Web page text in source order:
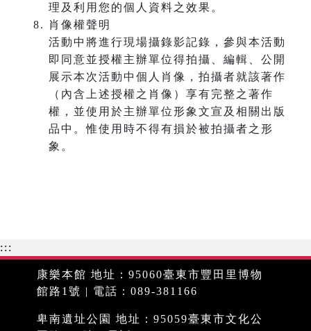
理及利用您的個人資料之效果。
肖像權聲明
活動中將進行現場攝錄影記錄，參與本活動
即同意並授權主辦單位得拍攝、編輯、公開
展示本次活動中個人肖像，拍攝者就該著作
（內含上述授權之肖像）享有完整之著作
權，並使用於主辦單位形象文宣及相關出版
品中。惟使用時不得有損於被拍攝者之形
象。
:::
康樂本館 地址：95060臺東市豐田里博物
館路1號 | 電話：089-381166
卑南遺址公園 地址：95059臺東市文化公